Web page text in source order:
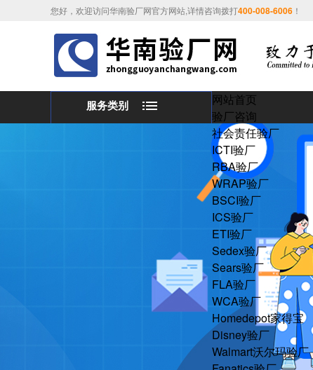
您好，欢迎访问华南验厂网官方网站,详情咨询拨打400-008-6006 ！
服务类别
网站首页
验厂咨询
社会责任验厂
ICTI验厂
RBA验厂
WRAP验厂
BSCI验厂
ICS验厂
ETI验厂
Sedex验厂
Sears验厂
FLA验厂
WCA验厂
Homedepot家得宝
Disney验厂
Walmart沃尔玛验厂